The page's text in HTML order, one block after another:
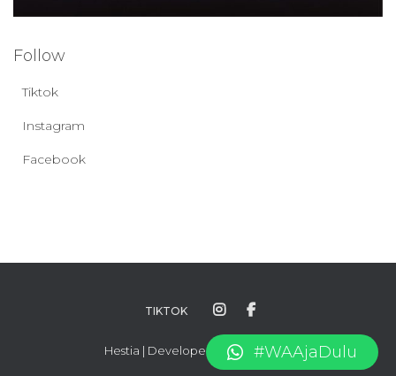
Follow
Tiktok
Instagram
Facebook
TIKTOK
Hestia | Developed byThemeIsle
#WAAjaDulu